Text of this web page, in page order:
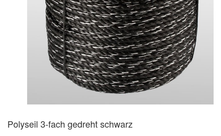
Polyseil 3-fach gedreht schwarz